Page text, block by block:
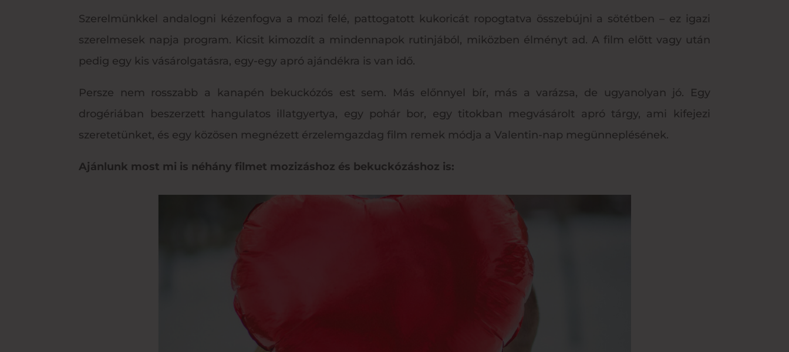
Szerelmünkkel andalogni kézenfogva a mozi felé, pattogatott kukoricát ropogtatva összebújni a sötétben – ez igazi
szerelmesek napja program. Kicsit kimozdít a mindennapok rutinjából, miközben élményt ad. A film előtt vagy után
pedig egy kis vásárolgatásra, egy-egy apró ajándékra is van idő.
Persze nem rosszabb a kanapén bekuckózós est sem. Más előnnyel bír, más a varázsa, de ugyanolyan jó. Egy
drogériában beszerzett hangulatos illatgyertya, egy pohár bor, egy titokban megvásárolt apró tárgy, ami kifejezi
szeretetünket, és egy közösen megnézett érzelemgazdag film remek módja a Valentin-nap megünneplésének.
Ajánlunk most mi is néhány filmet mozizáshoz és bekuckózáshoz is: